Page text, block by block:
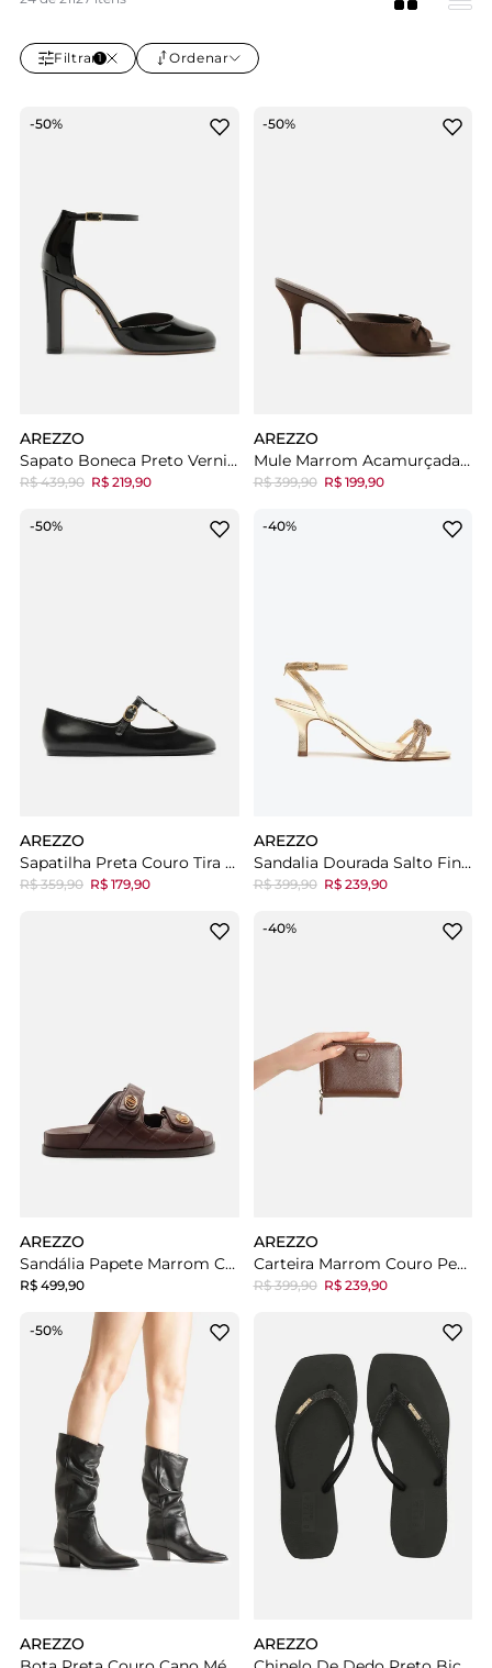
Filtrar1 Ordenar
-50%
AREZZO
Sapato Boneca Preto Verniz Salto Bloco
R$ 439,90 R$ 219,90
-50%
AREZZO
Mule Marrom Acamurçada Salto Médio Fino Laço
R$ 399,90 R$ 199,90
-50%
AREZZO
Sapatilha Preta Couro Tira Fivela
R$ 359,90 R$ 179,90
-40%
AREZZO
Sandalia Dourada Salto Fino Strass Mykonos Special
R$ 399,90 R$ 239,90
AREZZO
Sandália Papete Marrom Couro Flatform Matelassê
R$ 499,90
-40%
AREZZO
Carteira Marrom Couro Pequena Zíper Tag
R$ 399,90 R$ 239,90
-50%
AREZZO
AREZZO